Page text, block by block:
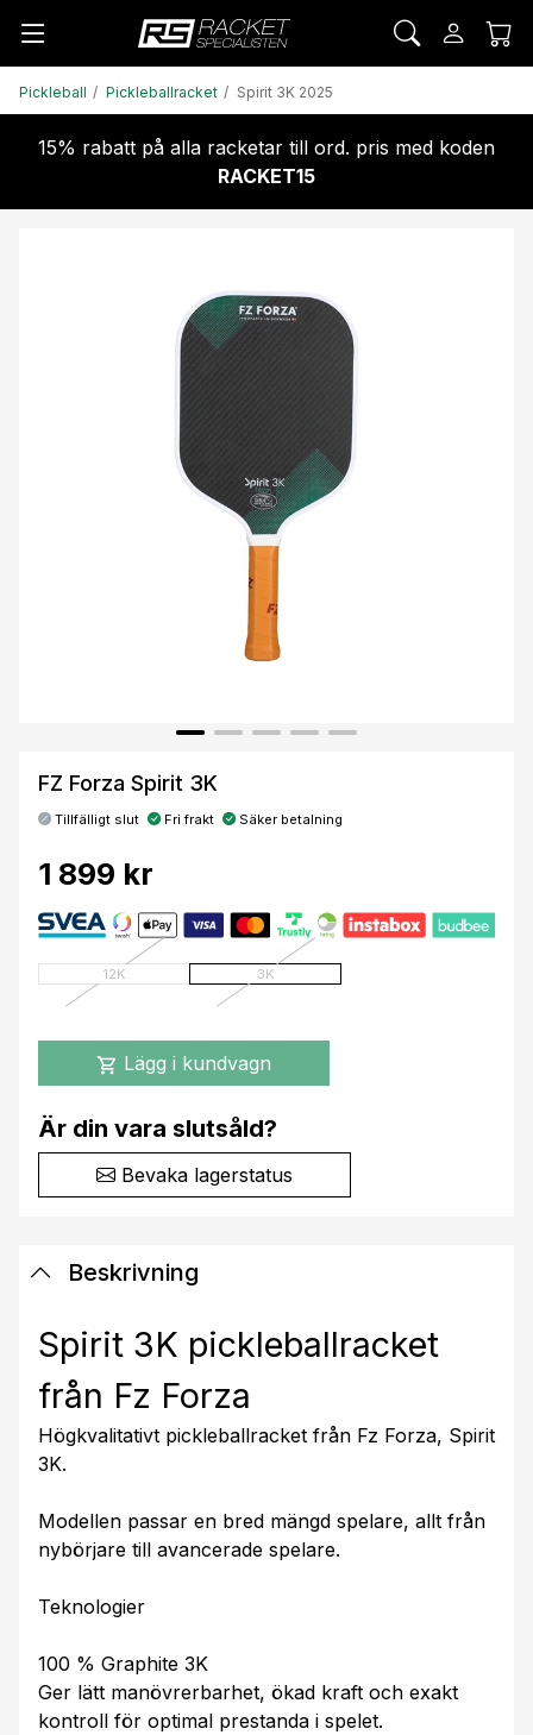
Pickleball Pickleballracket Spirit 3K 2025
15% rabatt på alla racketar till ord. pris med koden
RACKET15
FZ Forza Spirit 3K
Tillfälligt slut Fri frakt Säker betalning
1 899 kr
12K 3K
shopping_cart Lägg i kundvagn
Är din vara slutsåld?
Bevaka lagerstatus
Beskrivning
Spirit 3K pickleballracket
från Fz Forza
Högkvalitativt pickleballracket från Fz Forza, Spirit
3K.
Modellen passar en bred mängd spelare, allt från
nybörjare till avancerade spelare.
Teknologier
100 % Graphite 3K
Ger lätt manövrerbarhet, ökad kraft och exakt
kontroll för optimal prestanda i spelet.